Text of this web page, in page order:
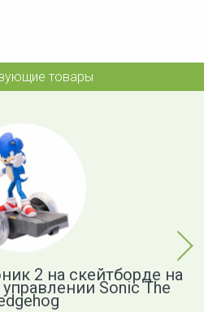
товары
2 на скейтборде на
Sonic The
Next